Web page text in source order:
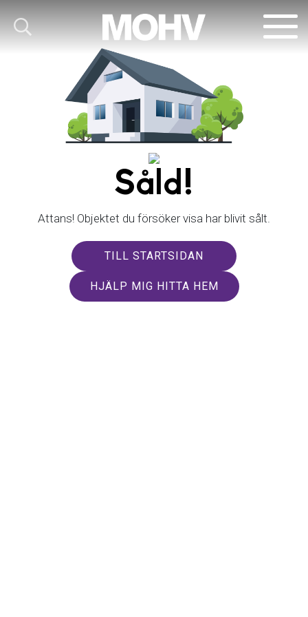
Såld!
Attans! Objektet du försöker visa har blivit sålt.
TILL STARTSIDAN
HJÄLP MIG HITTA HEM